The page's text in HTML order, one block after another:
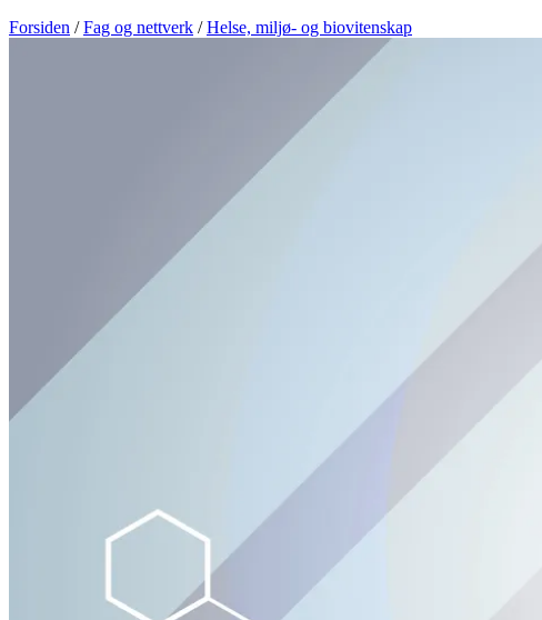
Forsiden / Fag og nettverk / Helse, miljø- og biovitenskap